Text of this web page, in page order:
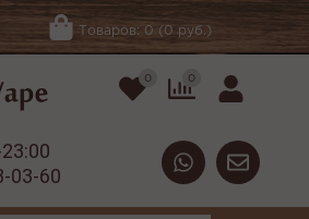
Товаров: 0 (0 руб.)
0 0
03-60